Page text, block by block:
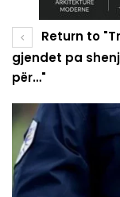
Return to
gjendet pa
për…"